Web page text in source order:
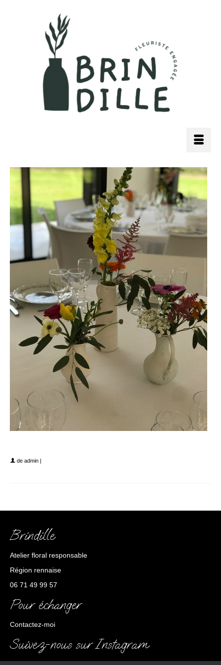
de admin |
Brindille
Atelier floral responsable
Région rennaise
06 71 49 99 57
Pour échanger
Contactez-moi
Suivez-nous sur Instagram